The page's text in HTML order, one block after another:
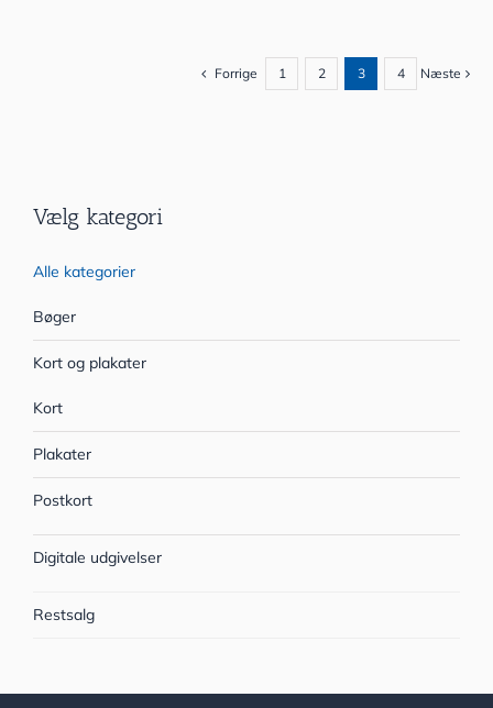
Forrige 1 2 3 4 Næste
Vælg kategori
Alle kategorier
Bøger
Kort og plakater
Kort
Plakater
Postkort
Digitale udgivelser
Restsalg